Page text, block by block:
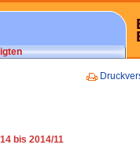
bis 2014/11